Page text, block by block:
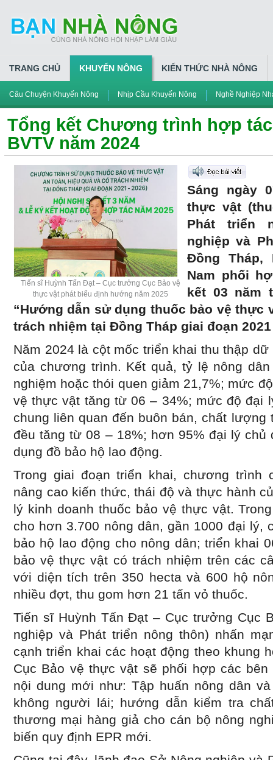
TRANG CHỦ KHUYẾN NÔNG
Câu Chuyện Khuyến Nông Nhịp Cầu Khuyến Nông Nghề Nghiệp
KIẾN THỨC NHÀ NÔNG
Tổng kết Chương trình hợp
BVTV năm 2024
Tiến sĩ Huỳnh Tấn Đạt – Cục trưởng Cục Bảo vệ
thực vật phát biểu định hướng năm 2025
Sáng ngày
thực vật
Phát triển
nghiệp và
Đồng Tháp,
Nam phối
kết 03 năm
“Hướng dẫn sử dụng thuốc bảo vệ thực
trách nhiệm tại Đồng Tháp giai đoạn 2021
Năm 2024 là cột mốc triển khai thu thập
của chương trình. Kết quả, tỷ lệ nông
nghiệm hoặc thói quen giảm 21,7%; mức
vệ thực vật tăng từ 06 – 34%; mức độ đại
chung liên quan đến buôn bán, chất lượng
đều tăng từ 08 – 18%; hơn 95% đại lý
dụng đồ bảo hộ lao động.
Trong giai đoạn triển khai, chương trình
nâng cao kiến thức, thái độ và thực hành
lý kinh doanh thuốc bảo vệ thực vật.
cho hơn 3.700 nông dân, gần 1000 đại lý,
bảo hộ lao động cho nông dân; triển khai
bảo vệ thực vật có trách nhiệm trên các
với diện tích trên 350 hecta và 600 hộ
nhiều đợt, thu gom hơn 21 tấn vỏ thuốc.
Tiến sĩ Huỳnh Tấn Đạt – Cục trưởng Cục
nghiệp và Phát triển nông thôn) nhấn
cạnh triển khai các hoạt động theo khung
Cục Bảo vệ thực vật sẽ phối hợp các
nội dung mới như: Tập huấn nông dân
không người lái; hướng dẫn kiểm tra
thương mại hàng giả cho cán bộ nông
biến quy định EPR mới.